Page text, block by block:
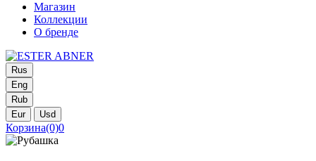
Магазин
Коллекции
О бренде
Rus
Eng
Rub
Eur
Usd
Корзина(0)0